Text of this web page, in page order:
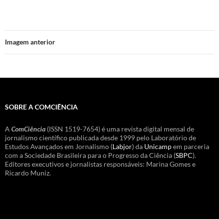
Imagem anterior
SOBRE A COMCIÊNCIA
A ComCiência (ISSN 1519-7654) é uma revista digital mensal de
jornalismo científico publicada desde 1999 pelo Laboratório de
Estudos Avançados em Jornalismo (Labjor) da Unicampem parceria
com a Sociedade Brasileira para o Progresso da Ciência (SBPC).
Editores executivos e jornalistas responsáveis: Marina Gomes e
Ricardo Muniz.